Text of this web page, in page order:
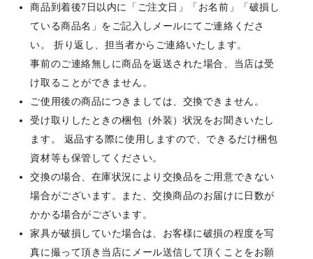
商品到着後7日以内に「ご注文日」「お名前」「破損し
ている商品名」をご記入しメールにてご連絡くださ
い。 折り返し、担当者からご連絡いたします。
事前のご連絡無しに商品を返送された場合、当店は受
け取ることができません。
ご使用後の商品につきましては、交換できません。
受け取りしたときの梱包（外装）状況をお聞きいたし
ます。 返品する際に使用しますので、できるだけ梱包
資材等も保管してください。
交換の場合、在庫状況により交換品をご用意できない
場合がございます。また、交換商品のお届けに日数が
かかる場合がございます。
家具が破損していた場合は、お客様に破損の程度を写
真に撮って頂き当店にメール送信して頂くことをお願